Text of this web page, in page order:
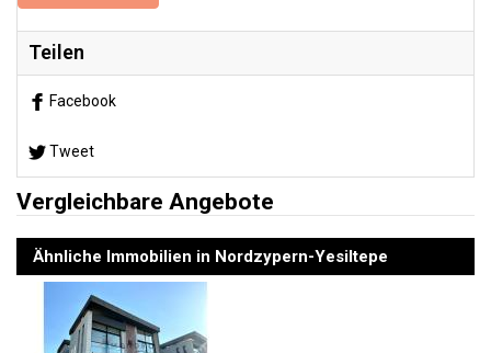
Teilen
Facebook
Tweet
Vergleichbare Angebote
Ähnliche Immobilien in Nordzypern-Yesiltepe